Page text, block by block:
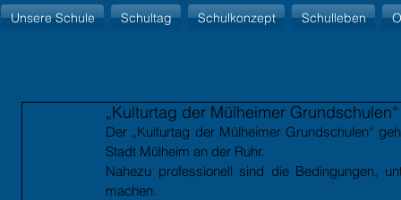
Unsere Schule Schultag Schulkonzept Schulleben
„Kulturtag der Mülheimer Grundschulen“
Der „Kulturtag der Mülheimer Grundschulen“
Stadt Mülheim an der Ruhr.
Nahezu professionell sind die Bedingungen,
machen.